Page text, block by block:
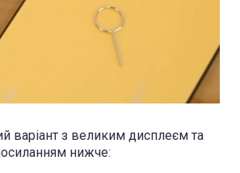
варіант з великим дисплеєм та
нижче: